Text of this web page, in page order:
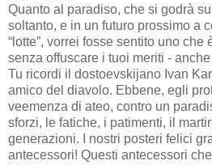
Quanto al paradiso, che si godrà
soltanto, e in un futuro prossimo a
“lotte”, vorrei fosse sentito uno che
senza offuscare i tuoi meriti -
Tu ricordi il dostoevskijano Ivan
amico del diavolo. Ebbene, egli
veemenza di ateo, contro un
sforzi, le fatiche, i patimenti, il
generazioni. I nostri posteri felici
antecessori! Questi antecessori